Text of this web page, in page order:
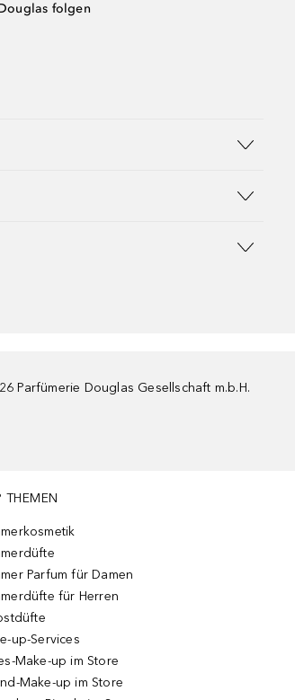
folgen
Parfümerie Douglas Gesellschaft m.b.H.
THEMEN
Parfum für Damen
für Herren
up-Services
Make-up im Store
Make-up im Store